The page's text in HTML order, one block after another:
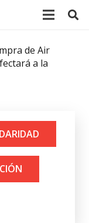
de Air
a la